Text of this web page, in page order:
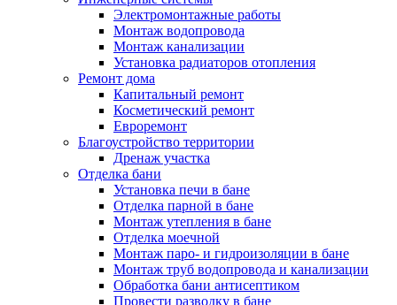
Электромонтажные работы
Монтаж водопровода
Монтаж канализации
Установка радиаторов отопления
Ремонт дома
Капитальный ремонт
Косметический ремонт
Евроремонт
Благоустройство территории
Дренаж участка
Отделка бани
Установка печи в бане
Отделка парной в бане
Монтаж утепления в бане
Отделка моечной
Монтаж паро- и гидроизоляции в бане
Монтаж труб водопровода и канализации
Обработка бани антисептиком
Провести разводку в бане